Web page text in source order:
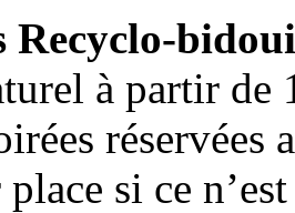
Recyclo-
à partir de
réservées
si ce